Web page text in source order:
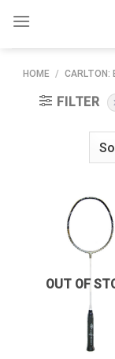
HOME / CARLTON:
FILTER
OUT OF